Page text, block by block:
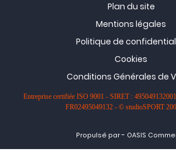
Plan du site
Mentions légales
Politique de
Cookies
Conditions Générales de
Entreprise certifiée ISO 9001 - SIRET :
FR02495049132 - © studioSPORT
Propulsé par- OASIS